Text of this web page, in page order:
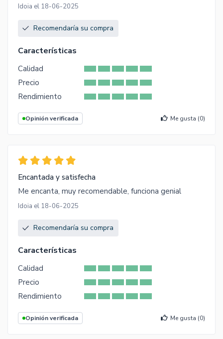
Idoia el 18-06-2025
Recomendaría su compra
Características
Calidad
Precio
Rendimiento
Opinión verificada Me gusta (0)
Encantada y satisfecha
Me encanta, muy recomendable, funciona genial
Idoia el 18-06-2025
Recomendaría su compra
Características
Calidad
Precio
Rendimiento
Opinión verificada Me gusta (0)